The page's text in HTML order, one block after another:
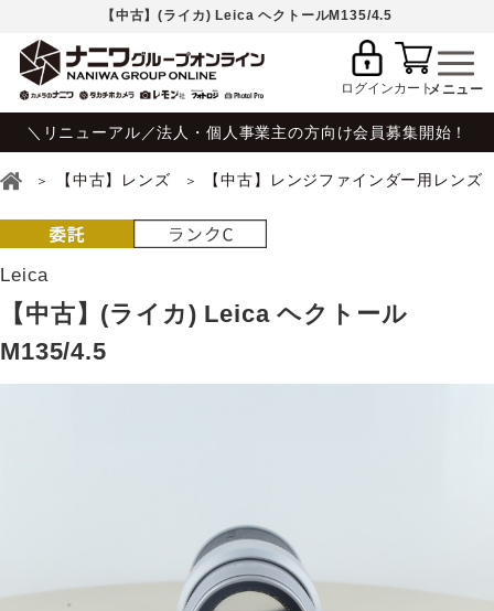
【中古】(ライカ) Leica ヘクトールM135/4.5
ログインカート
＼リニューアル／法人・個人事業主の方向け会員募集開始！
【中古】レンズ 【中古】レンジファインダー用レンズ
Leica
【中古】(ライカ) Leica ヘクトール
M135/4.5